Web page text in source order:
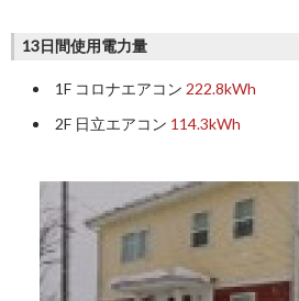
13日間使用電力量
1F コロナエアコン 222.8kWh
2F 日立エアコン 114.3kWh